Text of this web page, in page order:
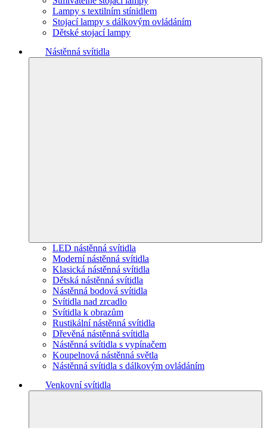
Lampy s textilním stínidlem
Stojací lampy s dálkovým ovládáním
Dětské stojací lampy
Nástěnná svítidla
LED nástěnná svítidla
Moderní nástěnná svítidla
Klasická nástěnná svítidla
Dětská nástěnná svítidla
Nástěnná bodová svítidla
Svítidla nad zrcadlo
Svítidla k obrazům
Rustikální nástěnná svítidla
Dřevěná nástěnná svítidla
Nástěnná svítidla s vypínačem
Koupelnová nástěnná světla
Nástěnná svítidla s dálkovým ovládáním
Venkovní svítidla